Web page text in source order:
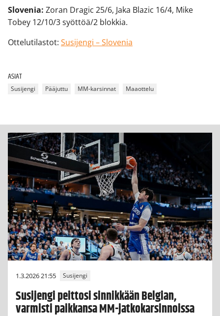
Slovenia: Zoran Dragic 25/6, Jaka Blazic 16/4, Mike
Tobey 12/10/3 syöttöä/2 blokkia.
Ottelutilastot: Susijengi – Slovenia
ASIAT
Susijengi Pääjuttu MM-karsinnat Maaottelu
1.3.2026 21:55 Susijengi
Susijengi peittosi sinnikkään Belgian,
varmisti paikkansa MM-jatkokarsinnoissa